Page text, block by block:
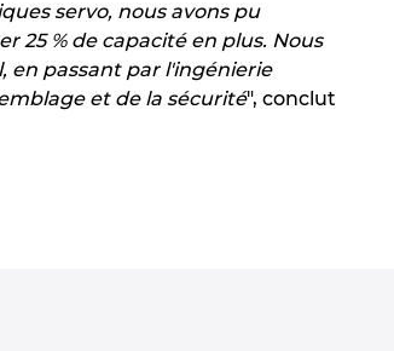
servo, nous avons pu
% de capacité en plus. Nous
en passant par l'ingénierie
et de la sécurité", conclut